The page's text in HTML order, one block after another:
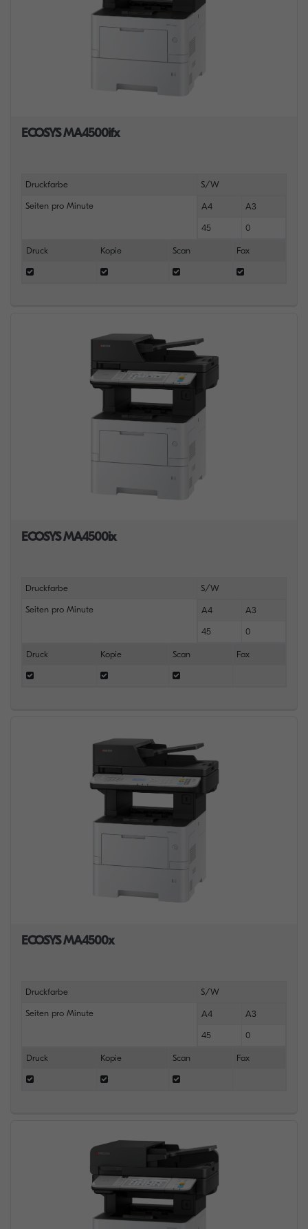
ECOSYS MA4500ifx
Druckfarbe S/W
Seiten pro Minute A4 A3
45 0
Druck Kopie Scan Fax
ECOSYS MA4500ix
Druckfarbe S/W
Seiten pro Minute A4 A3
45 0
Druck Kopie Scan Fax
ECOSYS MA4500x
Druckfarbe S/W
Seiten pro Minute A4 A3
45 0
Druck Kopie Scan Fax